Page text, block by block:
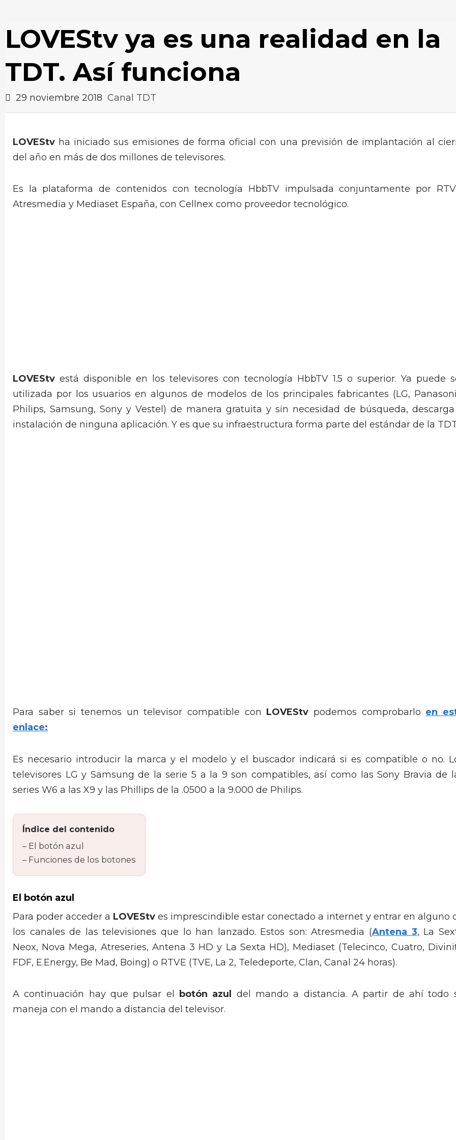
LOVEStv ya es una realidad en la
TDT. Así funciona
29 noviembre 2018 Canal TDT
LOVEStv ha iniciado sus emisiones de forma oficial con una previsión de implantación al
del año en más de dos millones de televisores.
Es la plataforma de contenidos con tecnología HbbTV impulsada conjuntamente por
Atresmedia y Mediaset España, con Cellnex como proveedor tecnológico.
LOVEStv está disponible en los televisores con tecnología HbbTV 1.5 o superior. Ya puede
utilizada por los usuarios en algunos de modelos de los principales fabricantes (LG,
Philips, Samsung, Sony y Vestel) de manera gratuita y sin necesidad de búsqueda,
instalación de ninguna aplicación. Y es que su infraestructura forma parte del estándar de la
Para saber si tenemos un televisor compatible con LOVEStv podemos comprobarlo en
enlace:
Es necesario introducir la marca y el modelo y el buscador indicará si es compatible o no.
televisores LG y Samsung de la serie 5 a la 9 son compatibles, así como las Sony Bravia de
series W6 a las X9 y las Phillips de la .0500 a la 9.000 de Philips.
Índice del contenido
El botón azul
Funciones de los botones
El botón azul
Para poder acceder a LOVEStv es imprescindible estar conectado a internet y entrar en alguno
los canales de las televisiones que lo han lanzado. Estos son: Atresmedia (Antena 3, La
Neox, Nova Mega, Atreseries, Antena 3 HD y La Sexta HD), Mediaset (Telecinco, Cuatro,
FDF, E.Energy, Be Mad, Boing) o RTVE (TVE, La 2, Teledeporte, Clan, Canal 24 horas).
A continuación hay que pulsar el botón azul
del mando a distancia. A partir de ahí todo
maneja con el mando a distancia del televisor.